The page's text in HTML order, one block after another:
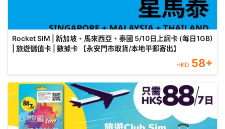
Rocket SIM | 新加坡、馬來西亞、泰國 5/10日上網卡 (每日1GB)
| 旅遊儲值卡 | 數據卡 【永安門市取貨/本地平郵寄出】
HKD 58+